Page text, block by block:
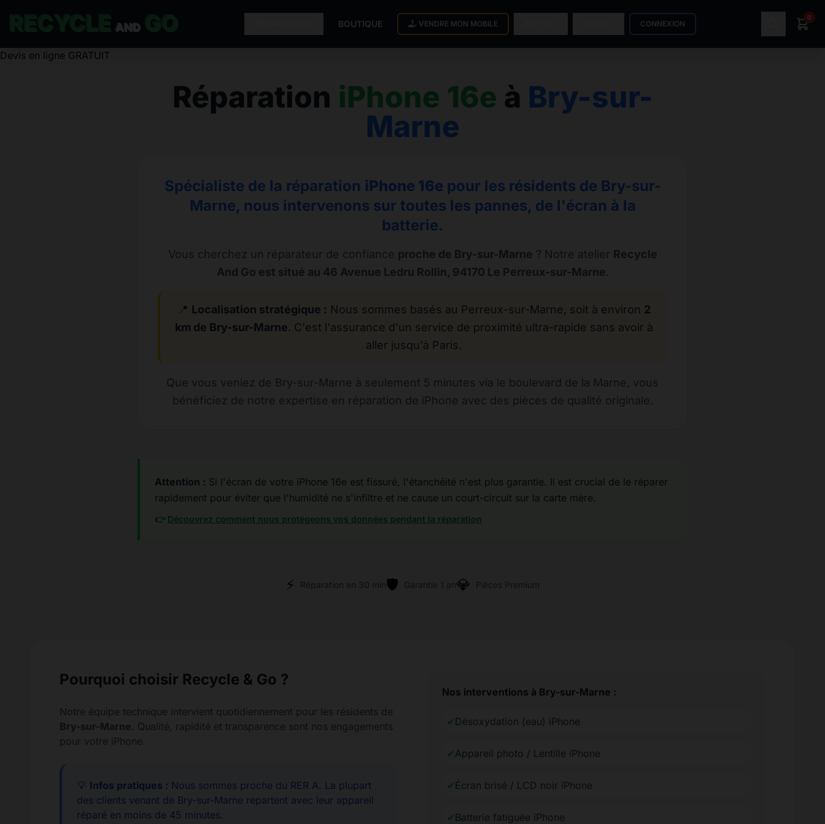
AND BOUTIQUE VENDRE MON MOBILE CONNEXION
0
Réparation iPhone 16e à Bry-sur-
Marne
Spécialiste de la réparation iPhone 16e pour les résidents de Bry-sur-
Marne, nous intervenons sur toutes les pannes, de l'écran à la
batterie.
Vous cherchez un réparateur de confiance proche de Bry-sur-Marne ? Notre atelier Recycle
And Go est situé au 46 Avenue Ledru Rollin, 94170 Le Perreux-sur-Marne.
📍 Localisation stratégique : Nous sommes basés au Perreux-sur-Marne, soit à environ 2
km de Bry-sur-Marne. C'est l'assurance d'un service de proximité ultra-rapide sans avoir à
aller jusqu'à Paris.
Que vous veniez de Bry-sur-Marne à seulement 5 minutes via le boulevard de la Marne, vous
bénéficiez de notre expertise en réparation de iPhone avec des pièces de qualité originale.
Attention : Si l'écran de votre iPhone 16e est fissuré, l'étanchéité n'est plus garantie. Il est crucial de le réparer
rapidement pour éviter que l'humidité ne s'infiltre et ne cause un court-circuit sur la carte mère.
👉 Découvrez comment nous protégeons vos données pendant la réparation
⚡ Réparation en 30 min🛡️ Garantie 1 an💎 Pièces Premium
Pourquoi choisir Recycle & Go ?
Notre équipe technique intervient quotidiennement pour les résidents de
Bry-sur-Marne. Qualité, rapidité et transparence sont nos engagements
pour votre iPhone.
💡 Infos pratiques : Nous sommes proche du RER A. La plupart
des clients venant de Bry-sur-Marne repartent avec leur appareil
réparé en moins de 45 minutes.
Nos interventions à Bry-sur-Marne :
✔ Désoxydation (eau) iPhone
✔Appareil photo / Lentille iPhone
✔ Écran brisé / LCD noir iPhone
✔ Batterie fatiguée iPhone